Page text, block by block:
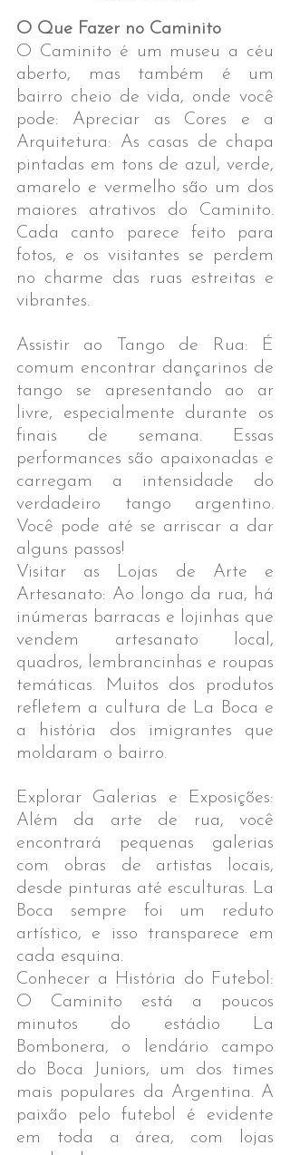
O Que Fazer no Caminito
O Caminito é um museu a céu
aberto, mas também é um
bairro cheio de vida, onde você
pode: Apreciar as Cores e a
Arquitetura: As casas de chapa
pintadas em tons de azul, verde,
amarelo e vermelho são um dos
maiores atrativos do Caminito.
Cada canto parece feito para
fotos, e os visitantes se perdem
no charme das ruas estreitas e
vibrantes.
Assistir ao Tango de Rua: É
comum encontrar dançarinos de
tango se apresentando ao ar
livre, especialmente durante os
finais de semana. Essas
performances são apaixonadas e
carregam a intensidade do
verdadeiro tango argentino.
Você pode até se arriscar a dar
alguns passos!
Visitar as Lojas de Arte e
Artesanato: Ao longo da rua, há
inúmeras barracas e lojinhas que
vendem artesanato local,
quadros, lembrancinhas e roupas
temáticas. Muitos dos produtos
refletem a cultura de La Boca e
a história dos imigrantes que
moldaram o bairro.
Explorar Galerias e Exposições:
Além da arte de rua, você
encontrará pequenas galerias
com obras de artistas locais,
desde pinturas até esculturas. La
Boca sempre foi um reduto
artístico, e isso transparece em
cada esquina.
Conhecer a História do Futebol:
O Caminito está a poucos
minutos do estádio La
Bombonera, o lendário campo
do Boca Juniors, um dos times
mais populares da Argentina. A
paixão pelo futebol é evidente
em toda a área, com lojas